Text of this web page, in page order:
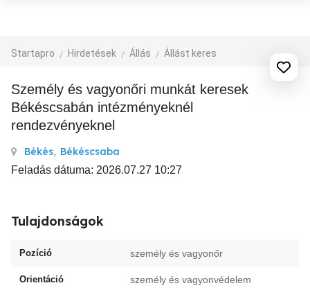
Startapro Hirdetések Állás Állást keres
személy és vagyonőri munkát keresek
Békéscsabán intézményeknél
rendezvényeknel
Békés, Békéscsaba
Feladás dátuma: 2026.07.27 10:27
Tulajdonságok
Pozíció személy és vagyonőr
Orientáció személy és vagyonvédelem